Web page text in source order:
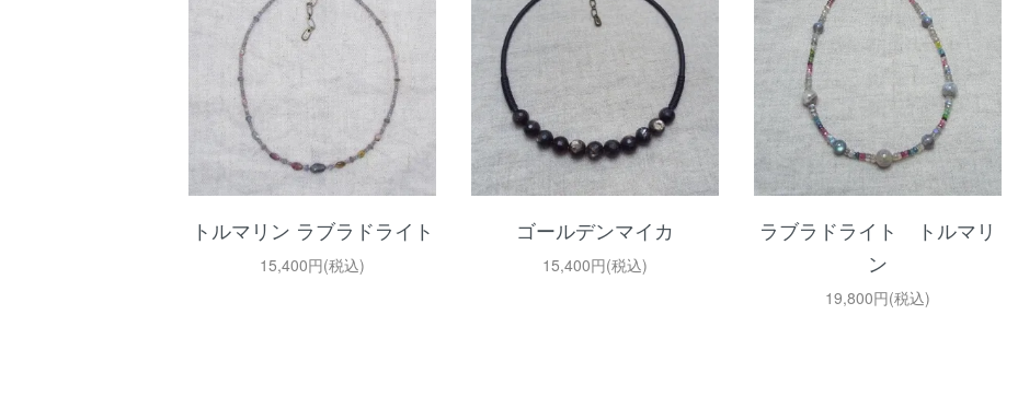
トルマリン ラブラドライト
15,400円(税込)
ゴールデンマイカ
15,400円(税込)
ラブラドライト トルマリ
ン
19,800円(税込)